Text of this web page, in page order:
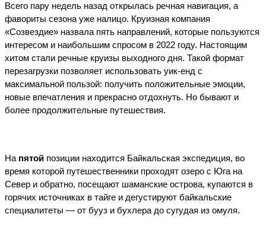
Всего пару недель назад открылась речная навигация, а
фавориты сезона уже налицо. Круизная компания
«Созвездие» назвала пять направлений, которые пользуются
интересом и наибольшим спросом в 2022 году. Настоящим
хитом стали речные круизы выходного дня. Такой формат
перезагрузки позволяет использовать уик-енд с
максимальной пользой: получить положительные эмоции,
новые впечатления и прекрасно отдохнуть. Но бывают и
более продолжительные путешествия.
На пятой позиции находится Байкальская экспедиция, во
время которой путешественники проходят озеро с Юга на
Север и обратно, посещают шаманские острова, купаются в
горячих источниках в тайге и дегустируют байкальские
специалитеты — от бууз и бухлера до сугудая из омуля.